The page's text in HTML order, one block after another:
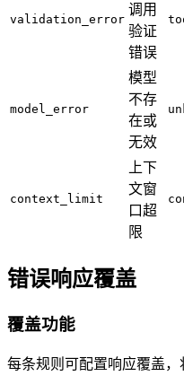
validation_error
调用
验证
错误
model_error
模型
不存
在或
无效
context_limit
上下
文窗
口超
限
错误响应覆盖
覆盖功能
每条规则可配置响应覆盖，